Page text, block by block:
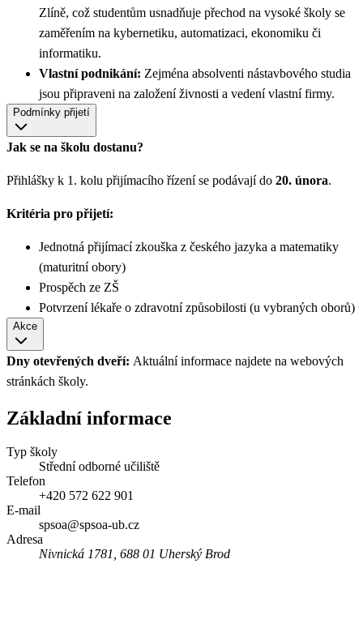
Zlíně, což studentům usnadňuje přechod na vysoké školy se
zaměřením na kybernetiku, automatizaci, ekonomiku či
informatiku.
Vlastní podnikání: Zejména absolventi nástavbového studia
jsou připraveni na založení živnosti a vedení vlastní firmy.
Podmínky přijetí
Jak se na školu dostanu?
Přihlášky k 1. kolu přijímacího řízení se podávají do 20. února.
Kritéria pro přijetí:
Jednotná přijímací zkouška z českého jazyka a matematiky
(maturitní obory)
Prospěch ze ZŠ
Potvrzení lékaře o zdravotní způsobilosti (u vybraných oborů)
Akce
Dny otevřených dveří: Aktuální informace najdete na webových
stránkách školy.
Základní informace
Typ školy
Střední odborné učiliště
Telefon
+420 572 622 901
E-mail
spsoa@spsoa-ub.cz
Adresa
Nivnická 1781, 688 01 Uherský Brod